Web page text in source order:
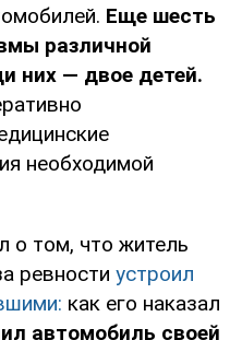
Еще шесть
различной
них — двое детей.
необходимой
о том, что житель
ревности устроил
как его наказал
автомобиль своей